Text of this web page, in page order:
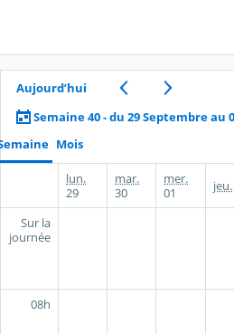
Aujourd’hui
Semaine 40 - du 29 Septembre au
Mois
lun.
29
mar.
30
mer.
01
jeu.
Sur la
journée
08h